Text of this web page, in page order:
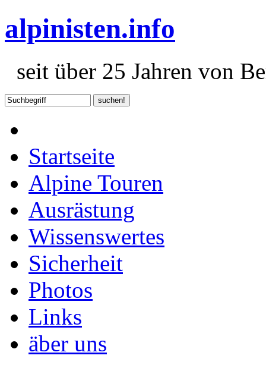
alpinisten.info
seit über 25 Jahren von
Startseite
Alpine Touren
Ausrästung
Wissenswertes
Sicherheit
Photos
Links
äber uns